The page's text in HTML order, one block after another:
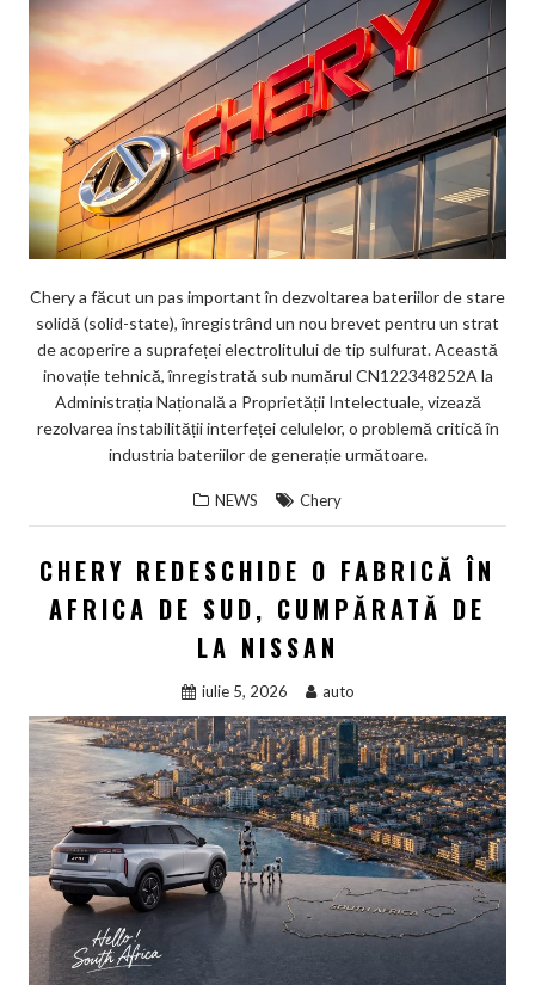
Chery a făcut un pas important în dezvoltarea bateriilor de stare
solidă (solid-state), înregistrând un nou brevet pentru un strat
de acoperire a suprafeței electrolitului de tip sulfurat. Această
inovație tehnică, înregistrată sub numărul CN122348252A la
Administrația Națională a Proprietății Intelectuale, vizează
rezolvarea instabilității interfeței celulelor, o problemă critică în
industria bateriilor de generație următoare.
NEWS Chery
CHERY REDESCHIDE O FABRICĂ ÎN
AFRICA DE SUD, CUMPĂRATĂ DE
LA NISSAN
iulie 5, 2026 auto